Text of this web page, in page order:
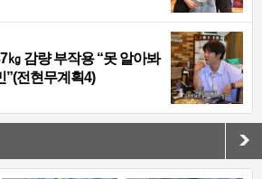
감량 부작용 “못 알아봐
”(전현무계획4)